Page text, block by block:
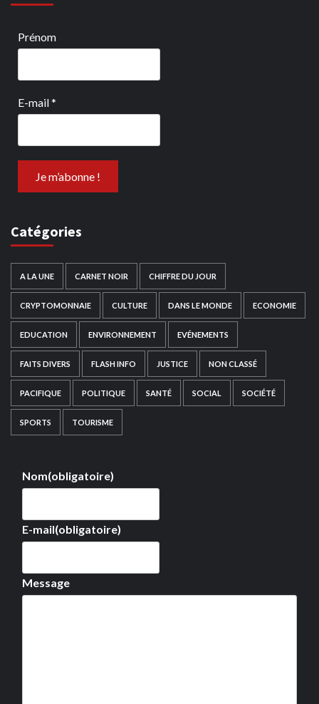
Prénom
E-mail*
Catégories
A LA UNE CARNET NOIR CHIFFRE DU JOUR
CRYPTOMONNAIE CULTURE DANS LE MONDE ECONOMIE
EDUCATION ENVIRONNEMENT EVÉNEMENTS
FAITS DIVERS FLASH INFO JUSTICE NON CLASSÉ
PACIFIQUE POLITIQUE SANTÉ SOCIAL SOCIÉTÉ
SPORTS TOURISME
Nom(obligatoire)
E-mail(obligatoire)
Message